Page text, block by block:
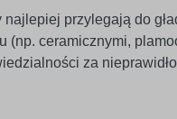
najlepiej przylegają do
(np. ceramicznymi,
za